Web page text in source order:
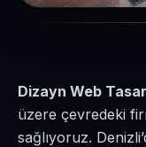
Dizayn Web
üzere çevredeki
sağlıyoruz.